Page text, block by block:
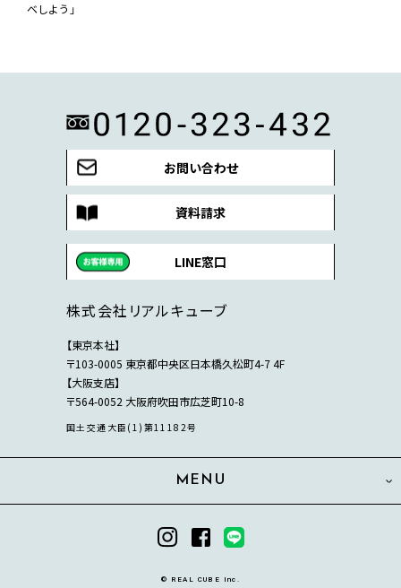
ベしよう」
お問い合わせ
資料請求
LINE窓口
株式会社リアルキューブ
【東京本社】
〒103-0005 東京都中央区日本橋久松町4-7 4F
【大阪支店】
〒564-0052 大阪府吹田市広芝町10-8
国土交通大臣(1)第11182号
MENU
© REAL CUBE Inc.